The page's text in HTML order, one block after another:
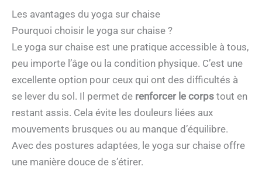
Les avantages du yoga sur chaise
Pourquoi choisir le yoga sur chaise ?
Le yoga sur chaise est une pratique accessible à tous,
peu importe l’âge ou la condition physique. C’est une
excellente option pour ceux qui ont des difficultés à
se lever du sol. Il permet de renforcer le corps tout en
restant assis. Cela évite les douleurs liées aux
mouvements brusques ou au manque d’équilibre.
Avec des postures adaptées, le yoga sur chaise offre
une manière douce de s’étirer.